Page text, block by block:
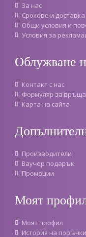
За нас
Срокове и доставка
Oбщи условия и
Условия за
Облужване
Контакт с нас
Формуляр за
Карта на сайта
Производители
Ваучер подарък
Промоции
Моят
Моят профил
История на